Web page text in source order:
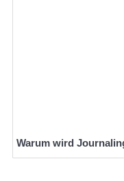
Warum wird